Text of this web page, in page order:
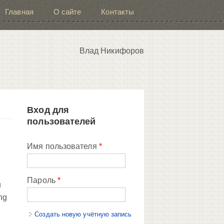
Главная О сайте Контакты
Влад Никифоров
Вход для
пользователей
Имя пользователя *
Пароль *
Создать новую учётную запись